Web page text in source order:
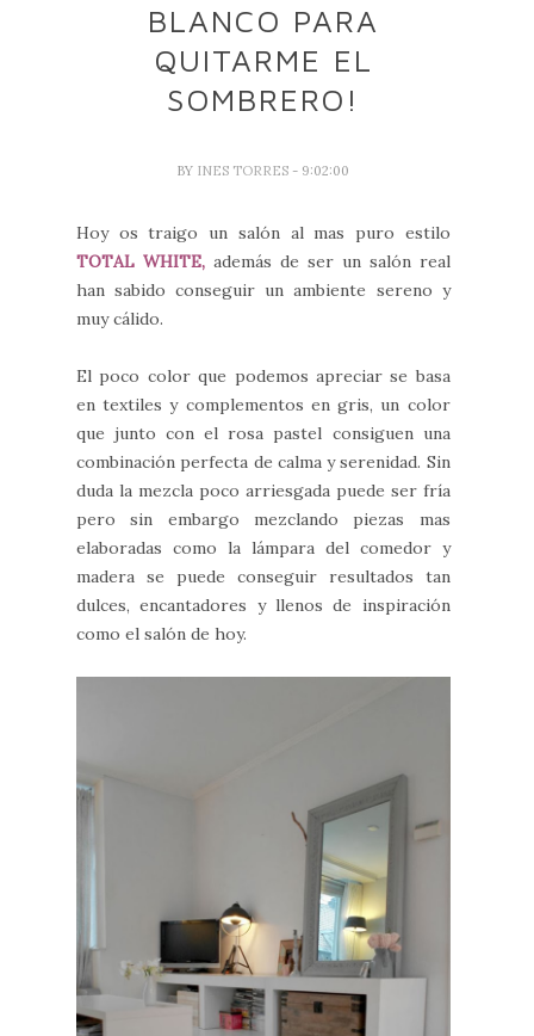
BLANCO PARA
QUITARME EL
SOMBRERO!
BY INES TORRES - 9:02:00
Hoy os traigo un salón al mas puro estilo
TOTAL WHITE,además de ser un salón real
han sabido conseguir un ambiente sereno y
muy cálido.
El poco color que podemos apreciar se basa
en textiles y complementos en gris, un color
que junto con el rosa pastel consiguen una
combinación perfecta de calma y serenidad. Sin
duda la mezcla poco arriesgada puede ser fría
pero sin embargo mezclando piezas mas
elaboradas como la lámpara del comedor y
madera se puede conseguir resultados tan
dulces, encantadores y llenos de inspiración
como el salón de hoy.